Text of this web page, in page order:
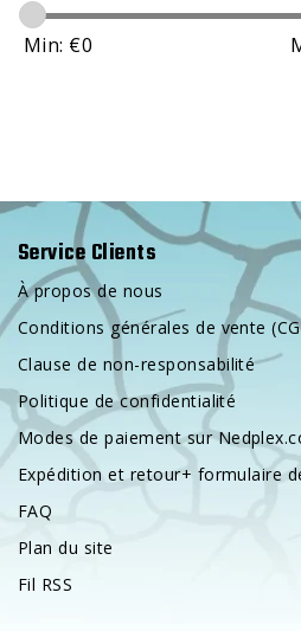
Min: €0
Service Clients
À propos de nous
Conditions générales de vente
Clause de non-responsabilité
Politique de confidentialité
Modes de paiement sur
Expédition et retour+ formulaire
FAQ
Plan du site
Fil RSS